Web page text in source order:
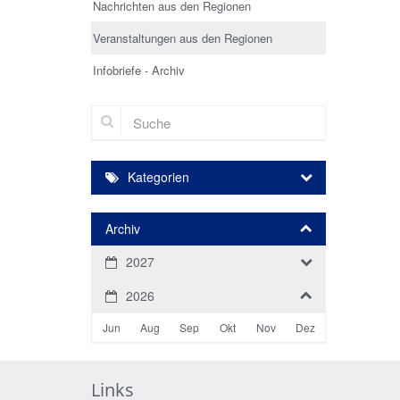
Nachrichten aus den Regionen
Veranstaltungen aus den Regionen
Infobriefe - Archiv
Suche
Kategorien
Archiv
2027
2026
Jun Aug Sep Okt Nov Dez
Links